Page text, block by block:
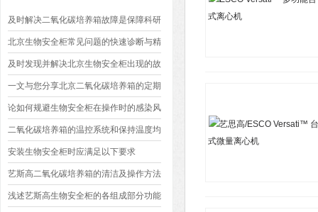
及时解决二氧化碳培养箱故障是保障科研
连续性的关键
北京生物安全柜常见问题的快速诊断与精
准解决方法分享
及时发现并解决北京生物安全柜出现的故
障至关重要
一文与您分享北京二氧化碳培养箱的定期
维护保养方法
论如何规避生物安全柜在操作时的感染风
险
二氧化碳培养箱的温控系统和保持温度均
一性的方法介绍
安装生物安全柜时应满足以下要求
艺斯高二氧化碳培养箱的清洁及操作方法
介绍
浅述艺斯高生物安全柜的各组成部分功能